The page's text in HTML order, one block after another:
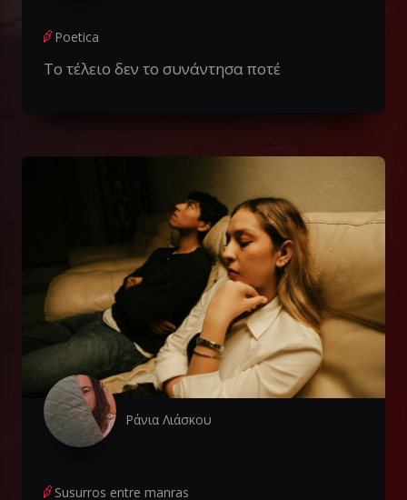
Poetica
Το τέλειο δεν το συνάντησα ποτέ
Ράνια Λιάσκου
Susurros entre manras